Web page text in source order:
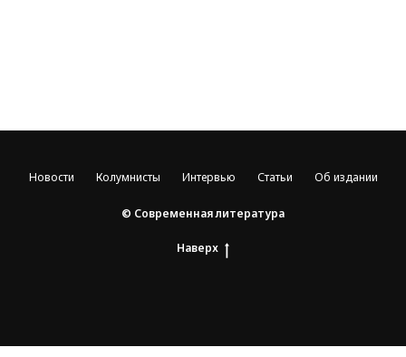
Новости Колумнисты Интервью Статьи Об издании
© Современная литература
Наверх